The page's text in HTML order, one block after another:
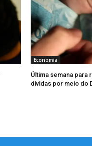
Economia
Última semana para
dívidas por meio do